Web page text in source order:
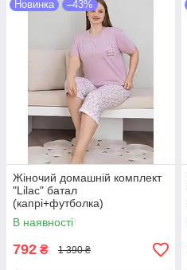
Новинка –43%
Жіночий домашній комплект
"Lilac" батал
(капрі+футболка)
В наявності
792 ₴ 1 390 ₴